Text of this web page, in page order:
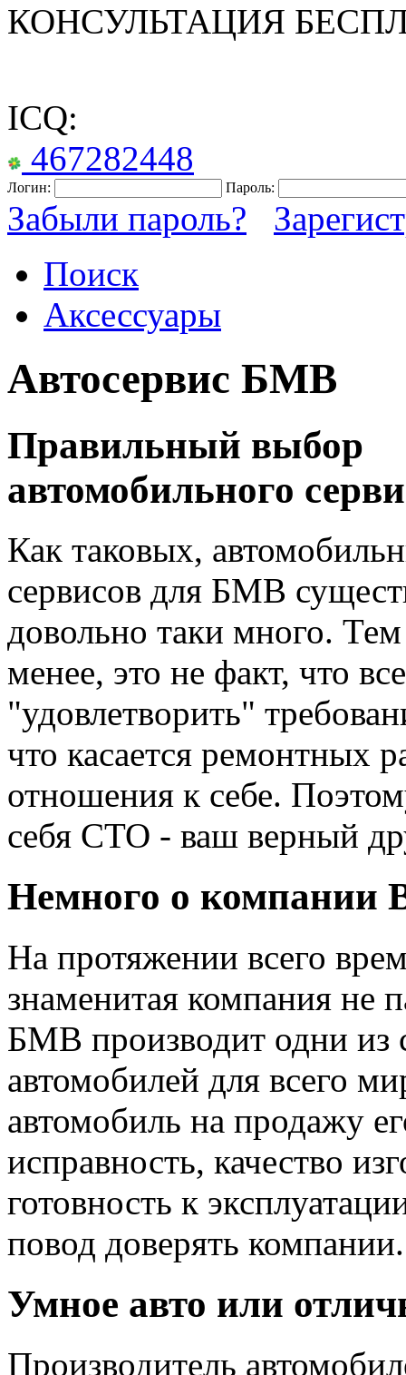
КОНСУЛЬТАЦИЯ
ICQ:
467282448
Логин: Пароль:
Забыли пароль?
Поиск
Аксессуары
Автосервис БМВ
Правильный выбор
автомобильного
Как таковых,
сервисов для БМВ
довольно таки много.
менее, это не факт, что
"удовлетворить"
что касается ремонтных
отношения к себе.
себя СТО - ваш верный
Немного о компании
На протяжении всего
знаменитая компания не
БМВ производит одни из
автомобилей для всего
автомобиль на продажу
исправность, качество
готовность к
повод доверять компании.
Умное авто или
Производитель